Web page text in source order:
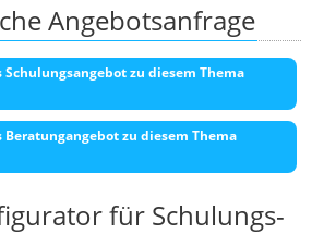
Angebotsanfrage
zu diesem Thema
zu diesem Thema
für Schulungs-